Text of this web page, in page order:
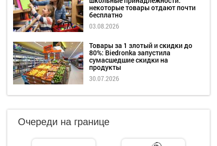
некоторые товары отдают почти
бесплатно
03.08.2026
Товары за 1 злотый и скидки до
80%: Biedronka запустила
сумасшедшие скидки на
продукты
30.07.2026
Очереди на границе